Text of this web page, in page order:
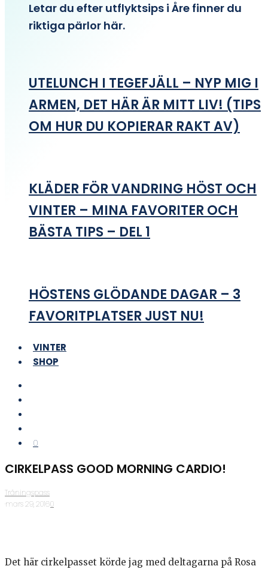
Letar du efter utflyktsips i Åre finner du
riktiga pärlor här.
UTELUNCH I TEGEFJÄLL – NYP MIG I
ARMEN, DET HÄR ÄR MITT LIV! (TIPS
OM HUR DU KOPIERAR RAKT AV)
KLÄDER FÖR VANDRING HÖST OCH
VINTER – MINA FAVORITER OCH
BÄSTA TIPS – DEL 1
HÖSTENS GLÖDANDE DAGAR – 3
FAVORITPLATSER JUST NU!
VINTER
SHOP
0
CIRKELPASS GOOD MORNING CARDIO!
Träningspass
·mars 29, 2016·0
Det här cirkelpasset körde jag med deltagarna på Rosa